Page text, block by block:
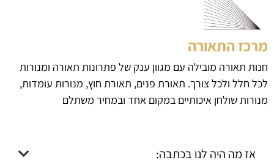
מרכז התאורה
חנות תאורה מובילה עם מגוון ענק של פתרונות תאורה ומנורות
לכל חלל ולכל צורך. תאורת פנים, תאורת חוץ, מנורות עומדות,
מנורות שולחן איכותיים במקום אחד ובמחיר משתלם
אז מה היה לנו בכתבה: